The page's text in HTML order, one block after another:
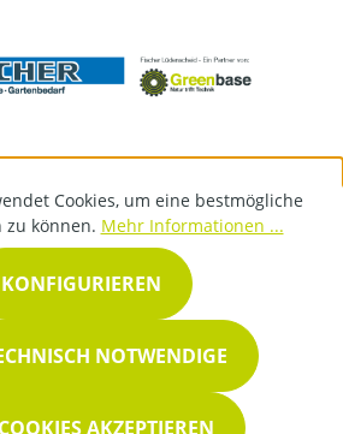
Cookies, um eine bestmögliche
können. Mehr Informationen ...
NOTWENDIGE
KONFIGURIEREN
AKZEPTIEREN